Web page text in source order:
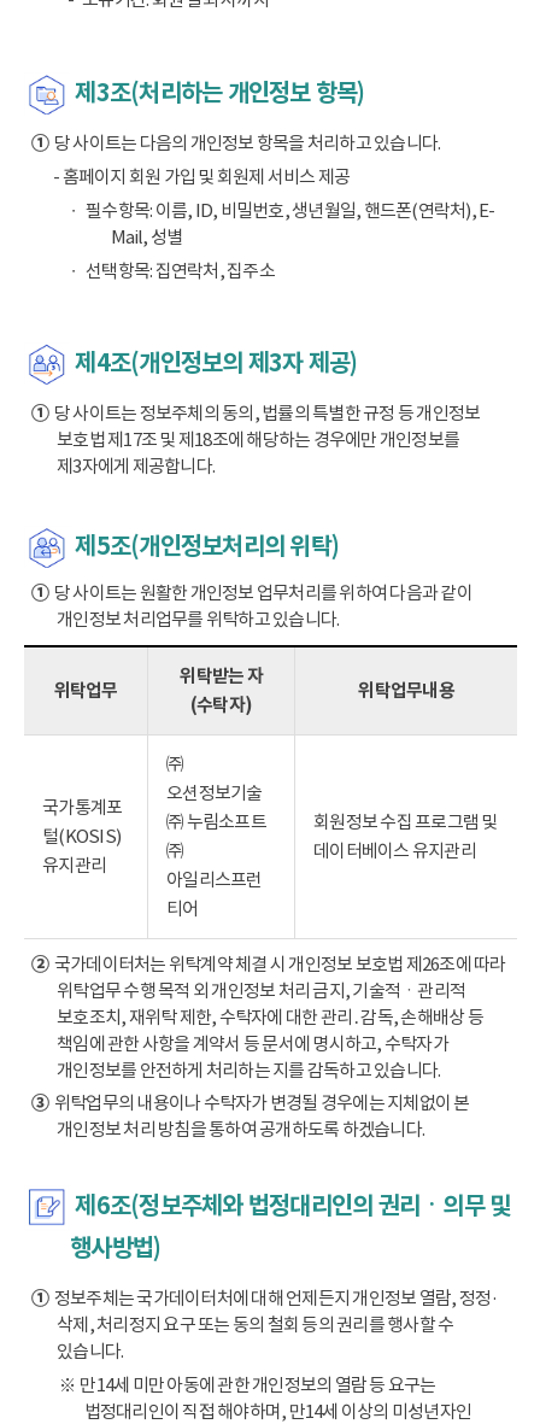
제3조(처리하는 개인정보 항목)
①당 사이트는 다음의 개인정보 항목을 처리하고 있습니다.
- 홈페이지 회원 가입 및 회원제 서비스 제공
필수항목: 이름, ID, 비밀번호, 생년월일, 핸드폰(연락처), E-
Mail, 성별
선택항목: 집연락처, 집주소
제4조(개인정보의 제3자 제공)
①당 사이트는 정보주체의 동의, 법률의 특별한 규정 등 개인정보
보호법 제17조 및 제18조에 해당하는 경우에만 개인정보를
제3자에게 제공합니다.
제5조(개인정보처리의 위탁)
①당 사이트는 원활한 개인정보 업무처리를 위하여 다음과 같이
개인정보 처리업무를 위탁하고 있습니다.
위탁업무
위탁받는 자
(수탁자)
위탁업무내용
국가통계포
털(KOSIS)
유지관리
㈜
오션정보기술
㈜ 누림소프트
㈜
아일리스프런
티어
회원정보 수집 프로그램 및
데이터베이스 유지관리
②국가데이터처는 위탁계약 체결 시 개인정보 보호법 제26조에 따라
위탁업무 수행 목적 외 개인정보 처리 금지, 기술적ㆍ관리적
보호조치, 재위탁 제한, 수탁자에 대한 관리․감독, 손해배상 등
책임에 관한 사항을 계약서 등 문서에 명시하고, 수탁자가
개인정보를 안전하게 처리하는 지를 감독하고 있습니다.
③위탁업무의 내용이나 수탁자가 변경될 경우에는 지체없이 본
개인정보 처리 방침을 통하여 공개하도록 하겠습니다.
제6조(정보주체와 법정대리인의 권리ㆍ의무 및
행사방법)
①정보주체는 국가데이터처에 대해 언제든지 개인정보 열람, 정정·
삭제, 처리정지 요구 또는 동의 철회 등의 권리를 행사할 수
있습니다.
※ 만14세 미만 아동에 관한 개인정보의 열람 등 요구는
법정대리인이 직접 해야하며, 만14세 이상의 미성년자인